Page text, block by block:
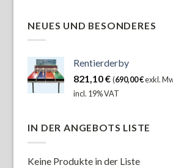
NEUES UND BESONDERES
Rentierderby
821,10€ (690,00€exkl.
incl. 19% VAT
IN DER ANGEBOTS LISTE
Keine Produkte in der Liste